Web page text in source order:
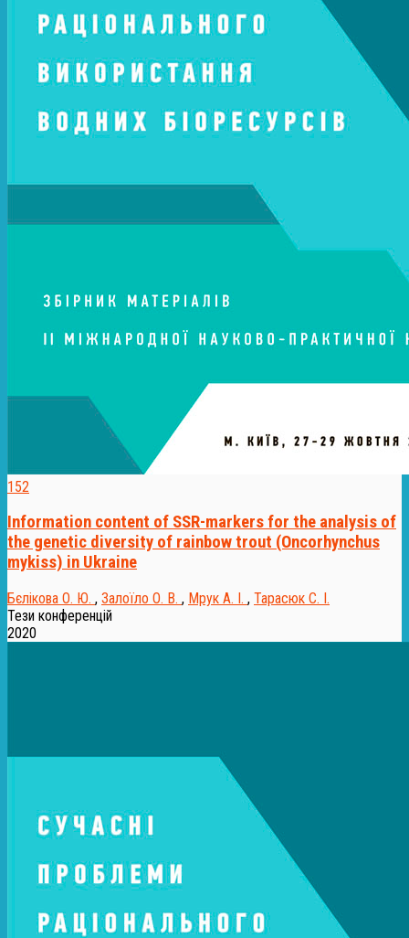
152
Information content of SSR-markers for the analysis of
the genetic diversity of rainbow trout (Oncorhynchus
mykiss) in Ukraine
Бєлікова О. Ю. , Залоїло О. В. , Мрук А. І. , Тарасюк С. І.
Тези конференцій
2020